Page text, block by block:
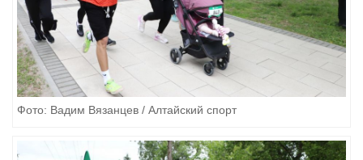
Фото: Вадим Вязанцев / Алтайский спорт